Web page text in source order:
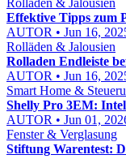
Rolläden & Jalousien
Effektive Tipps zum
AUTOR • Jun 16,
Rolläden & Jalousien
Rolladen Endleiste
AUTOR • Jun 16,
Smart Home &
Shelly Pro 3EM:
AUTOR • Jun 01,
Fenster & Verglasung
Stiftung Warentest: